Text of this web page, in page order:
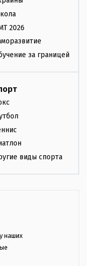
2026
за границей
виды спорта
наших